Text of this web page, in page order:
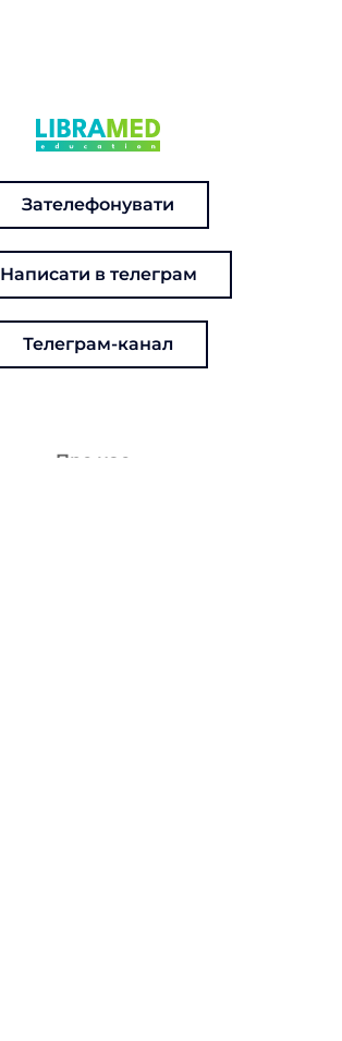
Зателефонувати
Написати в телеграм
Телеграм-канал
Про нас